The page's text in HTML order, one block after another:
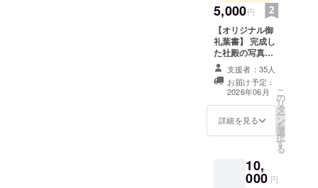
5,000円
【オリジナル御
礼葉書】 完成し
た社殿の写真
と、神職直筆の
お礼の言葉を記
したオリジナル
葉書をお届けし
ます。230年の
歴史が蘇った瞬
支援者：35人
お届け予定：
2026年06月
詳細を見る
こ
の
リ
タ
ー
ン
を
選
択
す
る
10,
000 円